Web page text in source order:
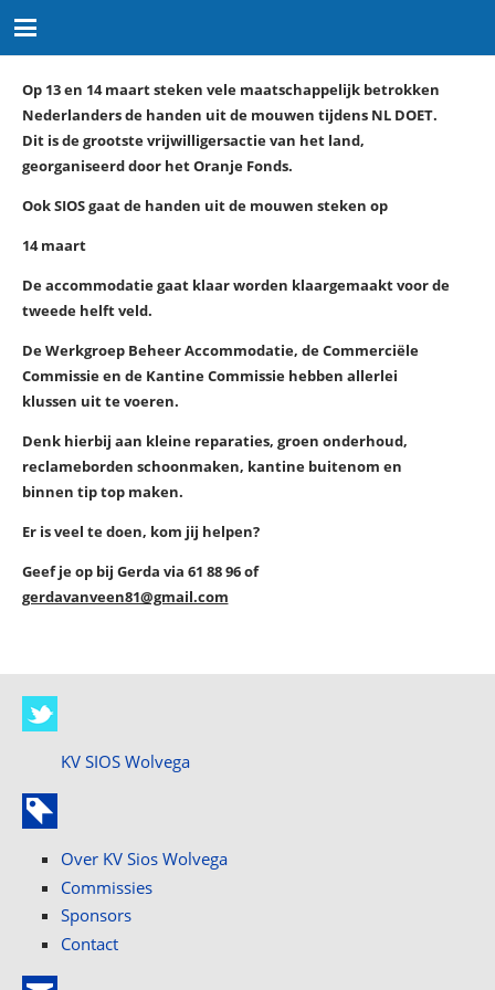
Op 13 en 14 maart steken vele maatschappelijk betrokken
Nederlanders de handen uit de mouwen tijdens NL DOET.
Dit is de grootste vrijwilligersactie van het land,
georganiseerd door het Oranje Fonds.
Ook SIOS gaat de handen uit de mouwen steken op
14 maart
De accommodatie gaat klaar worden klaargemaakt voor de
tweede helft veld.
De Werkgroep Beheer Accommodatie, de Commerciële
Commissie en de Kantine Commissie hebben allerlei
klussen uit te voeren.
Denk hierbij aan kleine reparaties, groen onderhoud,
reclameborden schoonmaken, kantine buitenom en
binnen tip top maken.
Er is veel te doen, kom jij helpen?
Geef je op bij Gerda via 61 88 96 of
gerdavanveen81@gmail.com
KV SIOS Wolvega
Over KV Sios Wolvega
Commissies
Sponsors
Contact